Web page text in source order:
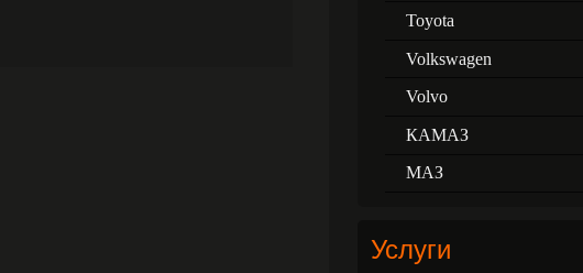
Toyota
Volkswagen
Volvo
КАМАЗ
МАЗ
Услуги